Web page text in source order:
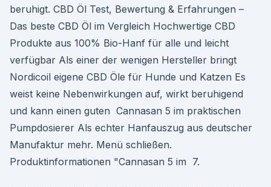
beruhigt. CBD Öl Test, Bewertung & Erfahrungen –
Das beste CBD Öl im Vergleich Hochwertige CBD
Produkte aus 100% Bio-Hanf für alle und leicht
verfügbar Als einer der wenigen Hersteller bringt
Nordicoil eigene CBD Öle für Hunde und Katzen Es
weist keine Nebenwirkungen auf, wirkt beruhigend
und kann einen guten Cannasan 5 im praktischen
Pumpdosierer Als echter Hanfauszug aus deutscher
Manufaktur mehr. Menü schließen.
Produktinformationen "Cannasan 5 im 7.